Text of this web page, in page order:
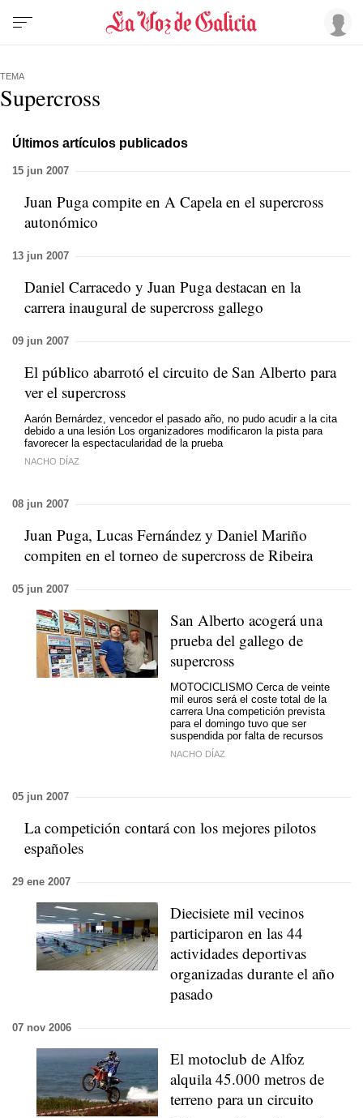
TEMA
Supercross
Últimos artículos publicados
15 jun 2007
Juan Puga compite en A Capela en el supercross
autonómico
13 jun 2007
Daniel Carracedo y Juan Puga destacan en la
carrera inaugural de supercross gallego
09 jun 2007
El público abarrotó el circuito de San Alberto para
ver el supercross
Aarón Bernárdez, vencedor el pasado año, no pudo acudir a la cita
debido a una lesión Los organizadores modificaron la pista para
favorecer la espectacularidad de la prueba
NACHO DÍAZ
08 jun 2007
Juan Puga, Lucas Fernández y Daniel Mariño
compiten en el torneo de supercross de Ribeira
05 jun 2007
San Alberto acogerá una
prueba del gallego de
supercross
MOTOCICLISMO Cerca de veinte
mil euros será el coste total de la
carrera Una competición prevista
para el domingo tuvo que ser
suspendida por falta de recursos
NACHO DÍAZ
05 jun 2007
La competición contará con los mejores pilotos
españoles
29 ene 2007
Diecisiete mil vecinos
participaron en las 44
actividades deportivas
organizadas durante el año
pasado
07 nov 2006
El motoclub de Alfoz
alquila 45.000 metros de
terreno para un circuito